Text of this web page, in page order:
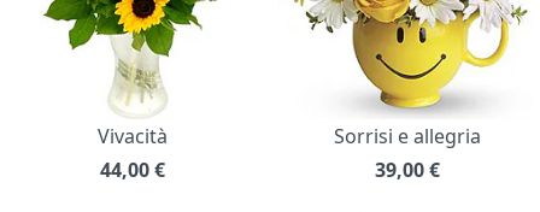
Vivacità
44,00€
Sorrisi e allegria
39,00€